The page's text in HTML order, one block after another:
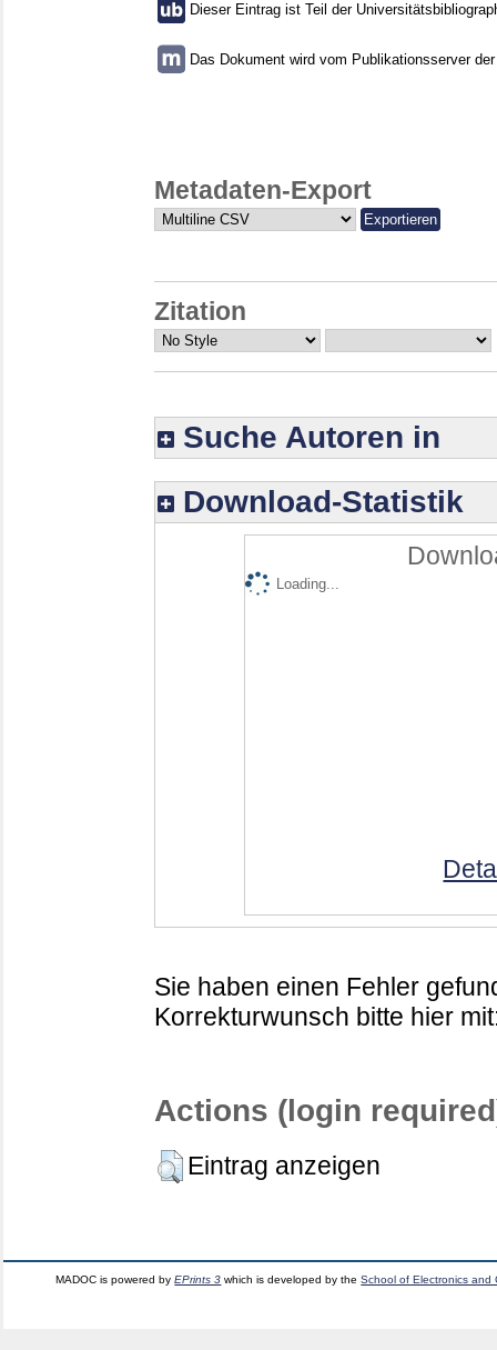
Dieser Eintrag ist Teil der
Das Dokument wird vom Publikationsserver
Metadaten-Export
Zitation
Suche Autoren in
Download-Statistik
Loading...
Sie haben einen Fehler
Korrekturwunsch bitte hier
Actions (login
Eintrag anzeigen
MADOC is powered byEPrints 3 which is developed by theSchool of Electronics and